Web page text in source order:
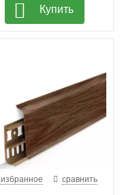
Купить
избранное сравнить